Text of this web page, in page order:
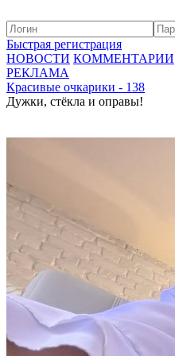
Быстрая регистрация
НОВОСТИ КОММЕНТАРИИ
РЕКЛАМА
Красивые очкарики - 138
Дужки, стёкла и оправы!